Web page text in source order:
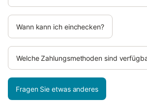
Wann kann ich einchecken?
Welche Zahlungsmethoden sind
Fragen Sie etwas anderes